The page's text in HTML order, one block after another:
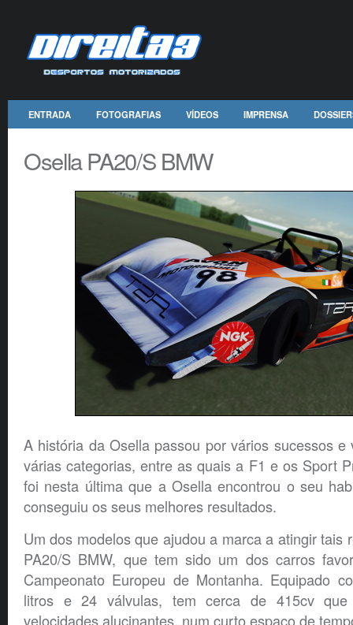
ENTRADA FOTOGRAFIAS VÍDEOS IMPRENSA
Osella PA20/S BMW
A história da Osella passou por vários sucessos e
várias categorias, entre as quais a F1 e os Sport
foi nesta última que a Osella encontrou o seu
conseguiu os seus melhores resultados.
Um dos modelos que ajudou a marca a atingir tais
PA20/S BMW, que tem sido um dos carros
Campeonato Europeu de Montanha. Equipado
litros e 24 válvulas, tem cerca de 415cv
velocidades alucinantes, num curto espaço de